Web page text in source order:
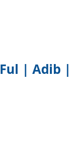
Ful | Adib |